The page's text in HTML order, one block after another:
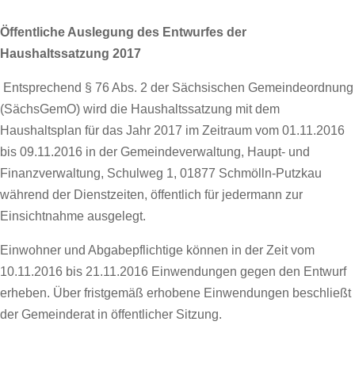
Öffentliche Auslegung des Entwurfes der
Haushaltssatzung 2017
Entsprechend § 76 Abs. 2 der Sächsischen Gemeindeordnung
(SächsGemO) wird die Haushaltssatzung mit dem
Haushaltsplan für das Jahr 2017 im Zeitraum vom 01.11.2016
bis 09.11.2016 in der Gemeindeverwaltung, Haupt- und
Finanzverwaltung, Schulweg 1, 01877 Schmölln-Putzkau
während der Dienstzeiten, öffentlich für jedermann zur
Einsichtnahme ausgelegt.
Einwohner und Abgabepflichtige können in der Zeit vom
10.11.2016 bis 21.11.2016 Einwendungen gegen den Entwurf
erheben. Über fristgemäß erhobene Einwendungen beschließt
der Gemeinderat in öffentlicher Sitzung.